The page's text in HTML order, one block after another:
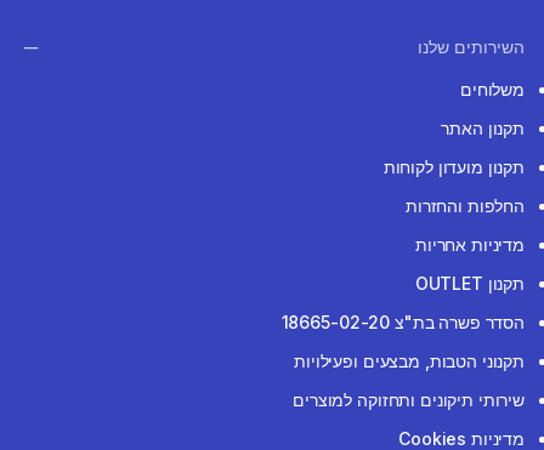
השירותים שלנו
משלוחים
תקנון האתר
תקנון מועדון לקוחות
החלפות והחזרות
מדיניות אחריות
תקנון OUTLET
הסדר פשרה בת"צ 18665-02-20
תקנוני הטבות, מבצעים ופעילויות
שירותי תיקונים ותחזוקה למוצרים
מדיניות Cookies